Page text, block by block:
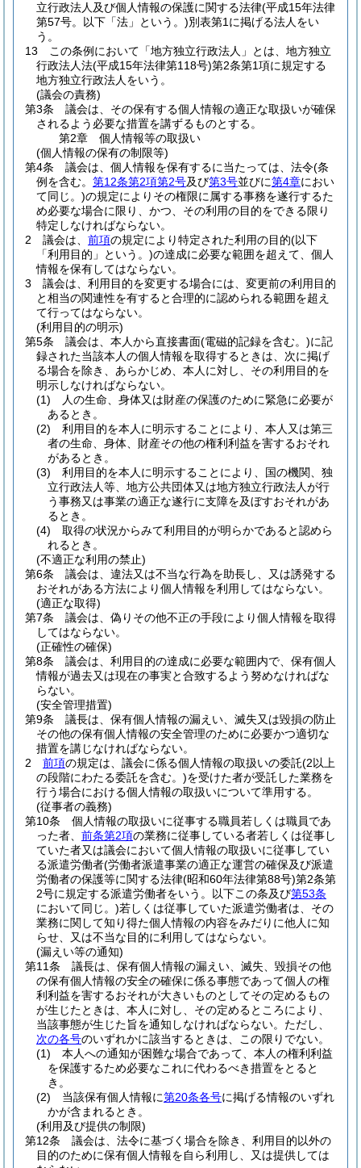
立行政法人及び個人情報の保護に関する法律(平成15年法律
第57号。以下「法」という。)別表第1に掲げる法人をい
う。
13
この条例において「地方独立行政法人」とは、地方独立
行政法人法(平成15年法律第118号)第2条第1項に規定する
地方独立行政法人をいう。
(議会の責務)
第3条
議会は、その保有する個人情報の適正な取扱いが確保
されるよう必要な措置を講ずるものとする。
第2章
個人情報等の取扱い
(個人情報の保有の制限等)
第4条
議会は、個人情報を保有するに当たっては、法令(条
例を含む。 第12条第2項第2号及び第3号並びに第4章におい
て同じ。)の規定によりその権限に属する事務を遂行するた
め必要な場合に限り、かつ、その利用の目的をできる限り
特定しなければならない。
2
議会は、 前項の規定により特定された利用の目的(以下
「利用目的」という。)の達成に必要な範囲を超えて、個人
情報を保有してはならない。
3
議会は、利用目的を変更する場合には、変更前の利用目的
と相当の関連性を有すると合理的に認められる範囲を超え
て行ってはならない。
(利用目的の明示)
第5条
議会は、本人から直接書面(電磁的記録を含む。)に記
録された当該本人の個人情報を取得するときは、次に掲げ
る場合を除き、あらかじめ、本人に対し、その利用目的を
明示しなければならない。
(1)
人の生命、身体又は財産の保護のために緊急に必要が
あるとき。
(2)
利用目的を本人に明示することにより、本人又は第三
者の生命、身体、財産その他の権利利益を害するおそれ
があるとき。
(3)
利用目的を本人に明示することにより、国の機関、独
立行政法人等、地方公共団体又は地方独立行政法人が行
う事務又は事業の適正な遂行に支障を及ぼすおそれがあ
るとき。
(4)
取得の状況からみて利用目的が明らかであると認めら
れるとき。
(不適正な利用の禁止)
第6条
議会は、違法又は不当な行為を助長し、又は誘発する
おそれがある方法により個人情報を利用してはならない。
(適正な取得)
第7条
議会は、偽りその他不正の手段により個人情報を取得
してはならない。
(正確性の確保)
第8条
議会は、利用目的の達成に必要な範囲内で、保有個人
情報が過去又は現在の事実と合致するよう努めなければな
らない。
(安全管理措置)
第9条
議長は、保有個人情報の漏えい、滅失又は毀損の防止
その他の保有個人情報の安全管理のために必要かつ適切な
措置を講じなければならない。
2
前項の規定は、議会に係る個人情報の取扱いの委託(2以上
の段階にわたる委託を含む。)を受けた者が受託した業務を
行う場合における個人情報の取扱いについて準用する。
(従事者の義務)
第10条
個人情報の取扱いに従事する職員若しくは職員であ
った者、 前条第2項の業務に従事している者若しくは従事し
ていた者又は議会において個人情報の取扱いに従事してい
る派遣労働者(労働者派遣事業の適正な運営の確保及び派遣
労働者の保護等に関する法律(昭和60年法律第88号)第2条第
2号に規定する派遣労働者をいう。以下この条及び第53条
において同じ。)若しくは従事していた派遣労働者は、その
業務に関して知り得た個人情報の内容をみだりに他人に知
らせ、又は不当な目的に利用してはならない。
(漏えい等の通知)
第11条
議長は、保有個人情報の漏えい、滅失、毀損その他
の保有個人情報の安全の確保に係る事態であって個人の権
利利益を害するおそれが大きいものとしてその定めるもの
が生じたときは、本人に対し、その定めるところにより、
当該事態が生じた旨を通知しなければならない。 ただし、
次の各号のいずれかに該当するときは、この限りでない。
(1)
本人への通知が困難な場合であって、本人の権利利益
を保護するため必要なこれに代わるべき措置をとると
き。
(2)
当該保有個人情報に第20条各号に掲げる情報のいずれ
かが含まれるとき。
(利用及び提供の制限)
第12条
議会は、法令に基づく場合を除き、利用目的以外の
目的のために保有個人情報を自ら利用し、又は提供しては